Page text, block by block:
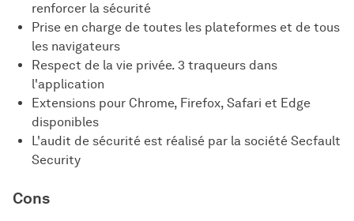
renforcer la sécurité
Prise en charge de toutes les plateformes et de tous
les navigateurs
Respect de la vie privée. 3 traqueurs dans
l'application
Extensions pour Chrome, Firefox, Safari et Edge
disponibles
L'audit de sécurité est réalisé par la société Secfault
Security
Cons